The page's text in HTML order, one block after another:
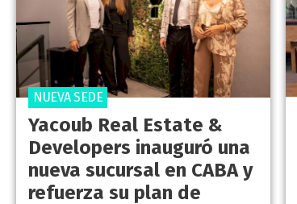
Yacoub Real Estate &
Developers inauguró una
nueva sucursal en CABA y
refuerza su plan de
NUEVA SEDE